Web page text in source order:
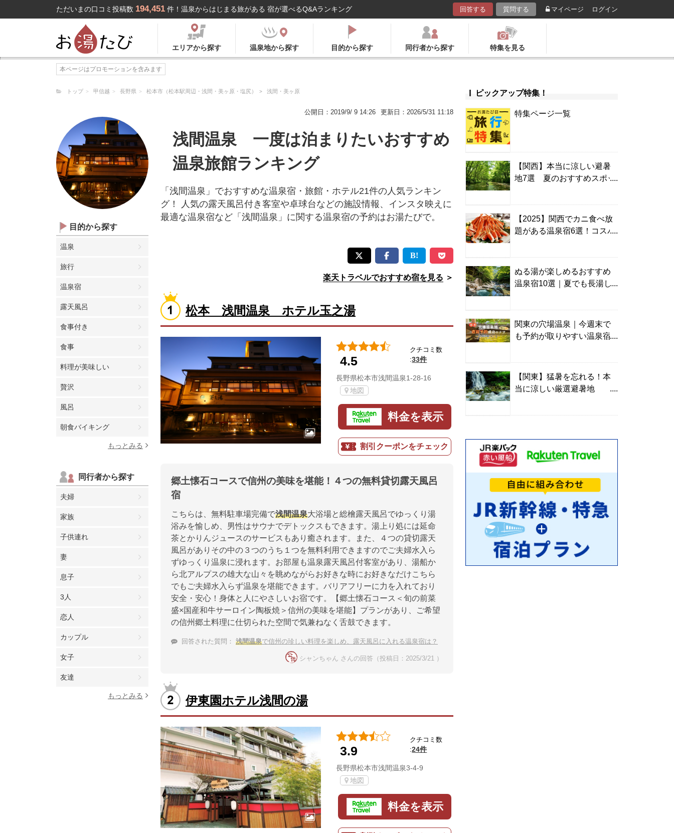
ただいまの口コミ投稿数 194,451 件！温泉からはじまる旅がある 宿が選べるQ&Aランキング 回答する 質問する マイページ ログイン
エリアから探す 温泉地から探す 目的から探す 同行者から探す 特集を見る
本ページはプロモーションを含みます
トップ 甲信越 長野県 松本市（松本駅周辺・浅間・美ヶ原・塩尻） 浅間・美ヶ原
公開日：2019/9/ 9 14:26 更新日：2026/5/31 11:18
目的から探す
温泉
旅行
温泉宿
露天風呂
食事付き
食事
料理が美味しい
贅沢
風呂
朝食バイキング
もっとみる
同行者から探す
夫婦
家族
子供連れ
妻
息子
3人
恋人
カップル
女子
友達
もっとみる
浅間温泉 一度は泊まりたいおすすめ
温泉旅館ランキング
「浅間温泉」でおすすめな温泉宿・旅館・ホテル21件の人気ランキン
グ！ 人気の露天風呂付き客室や卓球台などの施設情報、インスタ映えに
最適な温泉宿など「浅間温泉」に関する温泉宿の予約はお湯たびで。
楽天トラベルでおすすめ宿を見る ＞
松本 浅間温泉 ホテル玉之湯
4.5
クチコミ数
:33件
長野県松本市浅間温泉1-28-16
地図
料金を表示
割引クーポンをチェック
郷土懐石コースで信州の美味を堪能！４つの無料貸切露天風呂
宿
こちらは、無料駐車場完備で浅間温泉大浴場と総檜露天風呂でゆっくり湯
浴みを愉しめ、男性はサウナでデトックスもできます。湯上り処には延命
茶とかりんジュースのサービスもあり癒されます。また、４つの貸切露天
風呂がありその中の３つのうち１つを無料利用できますのでご夫婦水入ら
ずゆっくり温泉に浸れます。お部屋も温泉露天風呂付客室があり、湯船か
ら北アルプスの雄大な山々を眺めながらお好きな時にお好きなだけこちら
でもご夫婦水入らず温泉を堪能できます。バリアフリーに力を入れており
安全・安心！身体と人にやさしいお宿です。【郷土懐石コース＜旬の前菜
盛×国産和牛サーロイン陶板焼＞信州の美味を堪能】プランがあり、ご希望
の信州郷土料理に仕切られた空間で気兼ねなく舌鼓できます。
回答された質問： 浅間温泉で信州の珍しい料理を楽しめ、露天風呂に入れる温泉宿は？
シャンちゃん さんの回答（投稿日：2025/3/21 ）
伊東園ホテル浅間の湯
3.9
クチコミ数
:24件
長野県松本市浅間温泉3-4-9
地図
料金を表示
ピックアップ特集！
特集ページ一覧
【関西】本当に涼しい避暑
地7選 夏のおすすめスポッ
【2025】関西でカニ食べ放
題がある温泉宿6選！コスパ
ぬる湯が楽しめるおすすめ
温泉宿10選｜夏でも長湯し
関東の穴場温泉｜今週末で
も予約が取りやすい温泉宿
【関東】猛暑を忘れる！本
当に涼しい厳選避暑地